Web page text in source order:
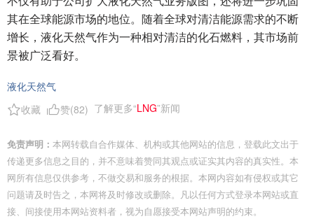
其在全球能源市场的地位。随着全球对清洁能源需求的不断
增长，液化天然气作为一种相对清洁的化石燃料，其市场前
景被广泛看好。
液化天然气
收藏
赞(82) 了解更多“LNG”新闻
免责声明： 本网转载自合作媒体、机构或其他网站的信息，登载此文出于
传递更多信息之目的，并不意味着赞同其观点或证实其内容的真实性。本
网所有信息仅供参考，不做交易和服务的根据。本网内容如有侵权或其它
问题请及时告之，本网将及时修改或删除。凡以任何方式登录本网站或直
接、间接使用本网站资料者，视为自愿接受本网站声明的约束。